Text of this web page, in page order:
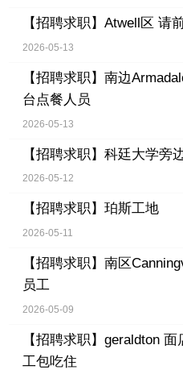
【招聘求职】 Atwell区 请
2026-05-13
【招聘求职】 南边
台点餐人员
2026-05-13
【招聘求职】 科廷大学旁
2026-05-12
【招聘求职】 珀斯工地
2026-05-11
【招聘求职】 南区
员工
2026-05-09
【招聘求职】 geraldton 面
工包吃住